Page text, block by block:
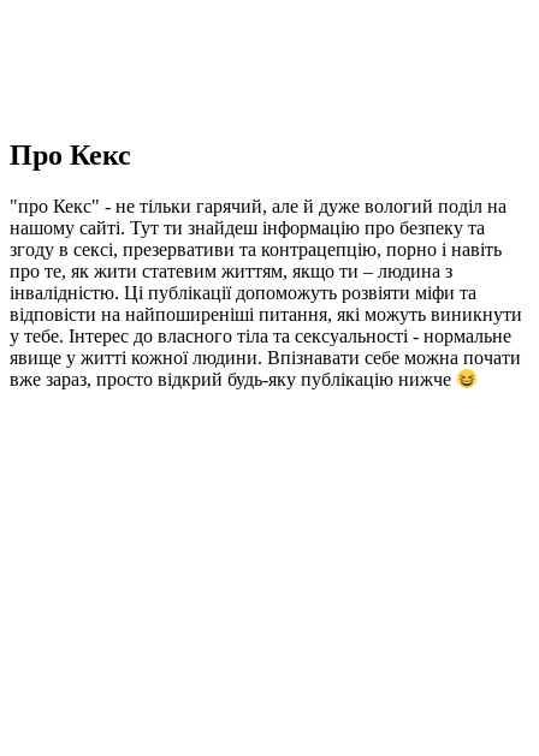
Про Кекс
"про Кекс" - не тільки гарячий, але й дуже вологий поділ на
нашому сайті. Тут ти знайдеш інформацію про безпеку та
згоду в сексі, презервативи та контрацепцію, порно і навіть
про те, як жити статевим життям, якщо ти – людина з
інвалідністю. Ці публікації допоможуть розвіяти міфи та
відповісти на найпоширеніші питання, які можуть виникнути
у тебе. Інтерес до власного тіла та сексуальності - нормальне
явище у житті кожної людини. Впізнавати себе можна почати
вже зараз, просто відкрий будь-яку публікацію нижче